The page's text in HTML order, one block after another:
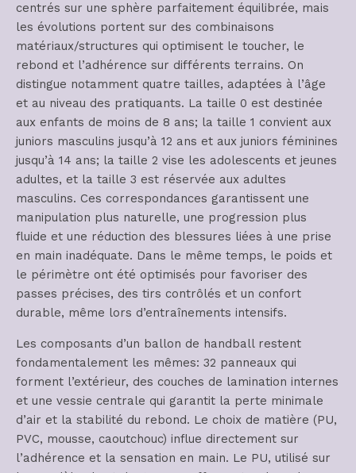
centrés sur une sphère parfaitement équilibrée, mais
les évolutions portent sur des combinaisons
matériaux/structures qui optimisent le toucher, le
rebond et l’adhérence sur différents terrains. On
distingue notamment quatre tailles, adaptées à l’âge
et au niveau des pratiquants. La taille 0 est destinée
aux enfants de moins de 8 ans; la taille 1 convient aux
juniors masculins jusqu’à 12 ans et aux juniors féminines
jusqu’à 14 ans; la taille 2 vise les adolescents et jeunes
adultes, et la taille 3 est réservée aux adultes
masculins. Ces correspondances garantissent une
manipulation plus naturelle, une progression plus
fluide et une réduction des blessures liées à une prise
en main inadéquate. Dans le même temps, le poids et
le périmètre ont été optimisés pour favoriser des
passes précises, des tirs contrôlés et un confort
durable, même lors d’entraînements intensifs.
Les composants d’un ballon de handball restent
fondamentalement les mêmes: 32 panneaux qui
forment l’extérieur, des couches de lamination internes
et une vessie centrale qui garantit la perte minimale
d’air et la stabilité du rebond. Le choix de matière (PU,
PVC, mousse, caoutchouc) influe directement sur
l’adhérence et la sensation en main. Le PU, utilisé sur